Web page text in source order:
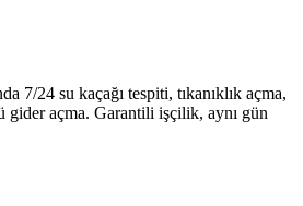
7/24 su kaçağı tespiti, tıkanıklık açma,
gider açma. Garantili işçilik, aynı gün